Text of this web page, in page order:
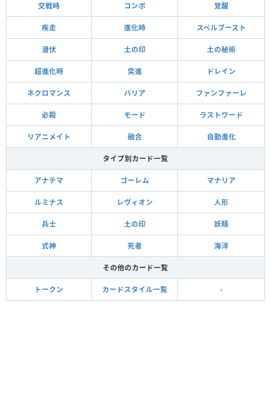
交戦時 コンボ 覚醒
疾走 進化時 スペルブースト
潜伏 土の印 土の秘術
超進化時 突進 ドレイン
ネクロマンス バリア ファンファーレ
必殺 モード ラストワード
リアニメイト 融合 自動進化
タイプ別カード一覧
アナテマ ゴーレム マナリア
ルミナス レヴィオン 人形
兵士 土の印 妖精
式神 死者 海洋
その他のカード一覧
トークン カードスタイル一覧 -